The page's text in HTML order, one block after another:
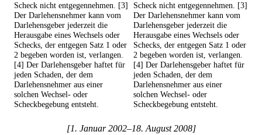
Scheck nicht entgegennehmen. [3]
Der Darlehensnehmer kann vom
Darlehensgeber jederzeit die
Herausgabe eines Wechsels oder
Schecks, der entgegen Satz 1 oder
2 begeben worden ist, verlangen.
[4] Der Darlehensgeber haftet für
jeden Schaden, der dem
Darlehensnehmer aus einer
solchen Wechsel- oder
Scheckbegebung entsteht.
Scheck nicht entgegennehmen. [3]
Der Darlehensnehmer kann vom
Darlehensgeber jederzeit die
Herausgabe eines Wechsels oder
Schecks, der entgegen Satz 1 oder
2 begeben worden ist, verlangen.
[4] Der Darlehensgeber haftet für
jeden Schaden, der dem
Darlehensnehmer aus einer
solchen Wechsel- oder
Scheckbegebung entsteht.
[1. Januar 2002–18. August 2008]